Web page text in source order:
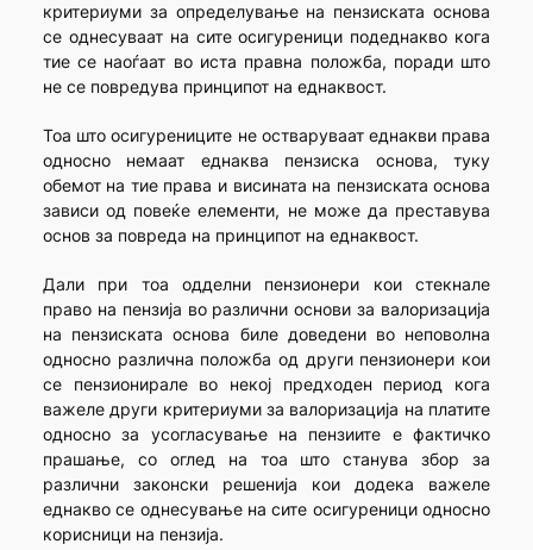
критериуми за определување на пензиската основа
се однесуваат на сите осигуреници подеднакво кога
тие се наоѓаат во иста правна положба, поради што
не се повредува принципот на еднаквост.
Тоа што осигурениците не остваруваат еднакви права
односно немаат еднаква пензиска основа, туку
обемот на тие права и висината на пензиската основа
зависи од повеќе елементи, не може да преставува
основ за повреда на принципот на еднаквост.
Дали при тоа одделни пензионери кои стекнале
право на пензија во различни основи за валоризација
на пензиската основа биле доведени во неповолна
односно различна положба од други пензионери кои
се пензионирале во некој предходен период кога
важеле други критериуми за валоризација на платите
односно за усогласување на пензиите е фактичко
прашање, со оглед на тоа што станува збор за
различни законски решенија кои додека важеле
еднакво се однесување на сите осигуреници односно
корисници на пензија.